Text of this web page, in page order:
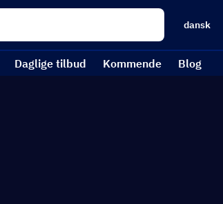
dansk
Daglige tilbud Kommende Blog